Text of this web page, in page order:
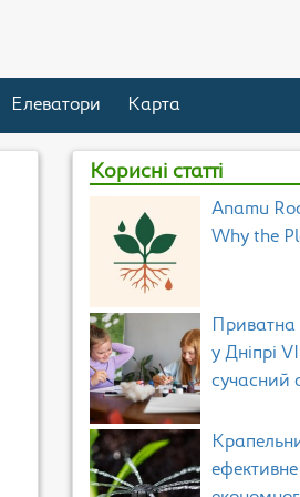
Елеватори Карта
Корисні статті
Anamu
Why the
у Дніпрі
сучасний